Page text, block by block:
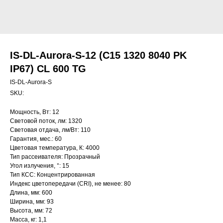
IS-DL-Aurora-S-12 (C15 1320 8040 PK
IP67) CL 600 TG
IS-DL-Aurora-S
SKU:
Мощность, Вт: 12
Световой поток, лм: 1320
Световая отдача, лм/Вт: 110
Гарантия, мес.: 60
Цветовая температура, К: 4000
Тип рассеивателя: Прозрачный
Угол излучения, °: 15
Тип КСС: Концентрированная
Индекс цветопередачи (CRI), не менее: 80
Длина, мм: 600
Ширина, мм: 93
Высота, мм: 72
Масса, кг: 1,1